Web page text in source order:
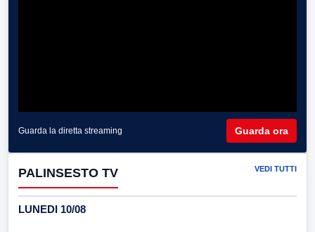
Guarda la diretta streaming Guarda ora
PALINSESTO TV VEDI TUTTI
LUNEDI 10/08